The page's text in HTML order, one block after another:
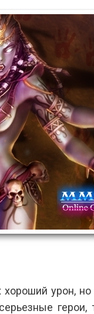
в России:
урон,
герои,